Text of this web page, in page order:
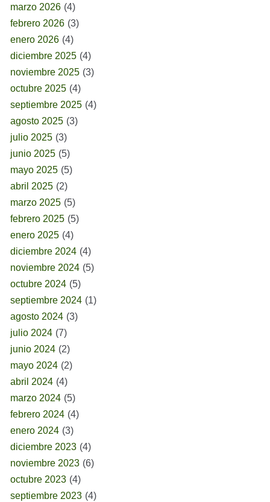
marzo 2026 (4)
febrero 2026 (3)
enero 2026 (4)
diciembre 2025 (4)
noviembre 2025 (3)
octubre 2025 (4)
septiembre 2025 (4)
agosto 2025 (3)
julio 2025 (3)
junio 2025 (5)
mayo 2025 (5)
abril 2025 (2)
marzo 2025 (5)
febrero 2025 (5)
enero 2025 (4)
diciembre 2024 (4)
noviembre 2024 (5)
octubre 2024 (5)
septiembre 2024 (1)
agosto 2024 (3)
julio 2024 (7)
junio 2024 (2)
mayo 2024 (2)
abril 2024 (4)
marzo 2024 (5)
febrero 2024 (4)
enero 2024 (3)
diciembre 2023 (4)
noviembre 2023 (6)
octubre 2023 (4)
septiembre 2023 (4)